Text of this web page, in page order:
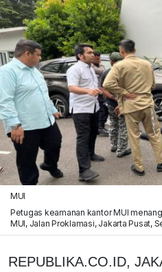
MUI
Petugas keamanan kantor MUI
MUI, Jalan Proklamasi, Jakarta Pusat,
REPUBLIKA.CO.ID,